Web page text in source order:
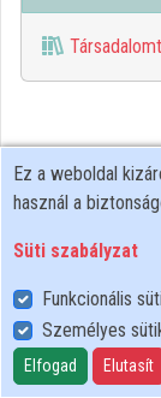
Felhasználói szabályzat
Adatkezelési
Süti szabályzat
Ez a weboldal
használ a
Süti szabályzat
Funkcionális
Személyes
Elfogad Elutasít